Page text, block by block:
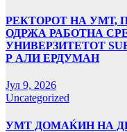
РЕКТОРОТ НА УМТ,
ОДРЖА РАБОТНА
УНИВЕРЗИТЕТОТ
Р АЛИ ЕРДУМАН
Јул 9, 2026
Uncategorized
УMТ ДОМАЌИН НА